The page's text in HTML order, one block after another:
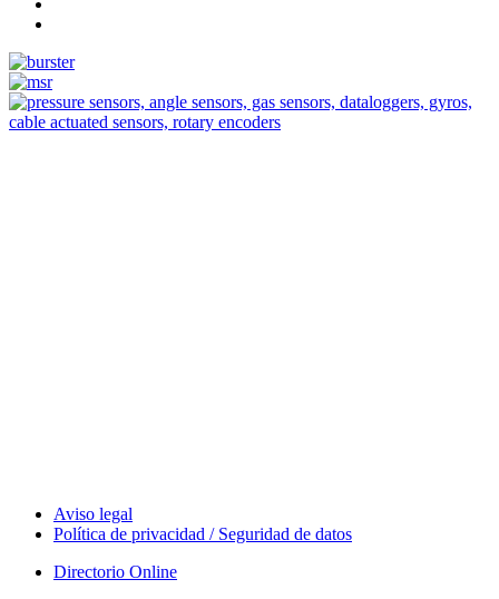
Aviso legal
Política de privacidad / Seguridad de datos
Directorio Online